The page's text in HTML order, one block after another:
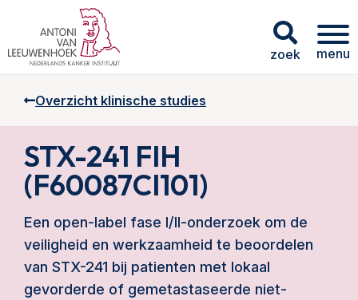
zoek menu
Overzicht klinische studies
STX-241 FIH
(F60087CI101)
Een open-label fase I/II-onderzoek om de
veiligheid en werkzaamheid te beoordelen
van STX-241 bij patienten met lokaal
gevorderde of gemetastaseerde niet-